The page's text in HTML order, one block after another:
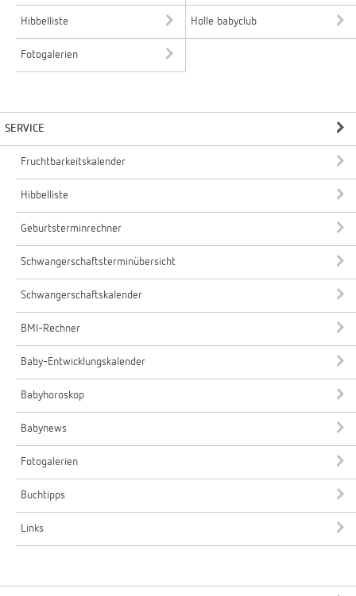
Hibbelliste Holle babyclub
Fotogalerien
SERVICE
Fruchtbarkeitskalender
Hibbelliste
Geburtsterminrechner
Schwangerschaftsterminübersicht
Schwangerschaftskalender
BMI-Rechner
Baby-Entwicklungskalender
Babyhoroskop
Babynews
Fotogalerien
Buchtipps
Links